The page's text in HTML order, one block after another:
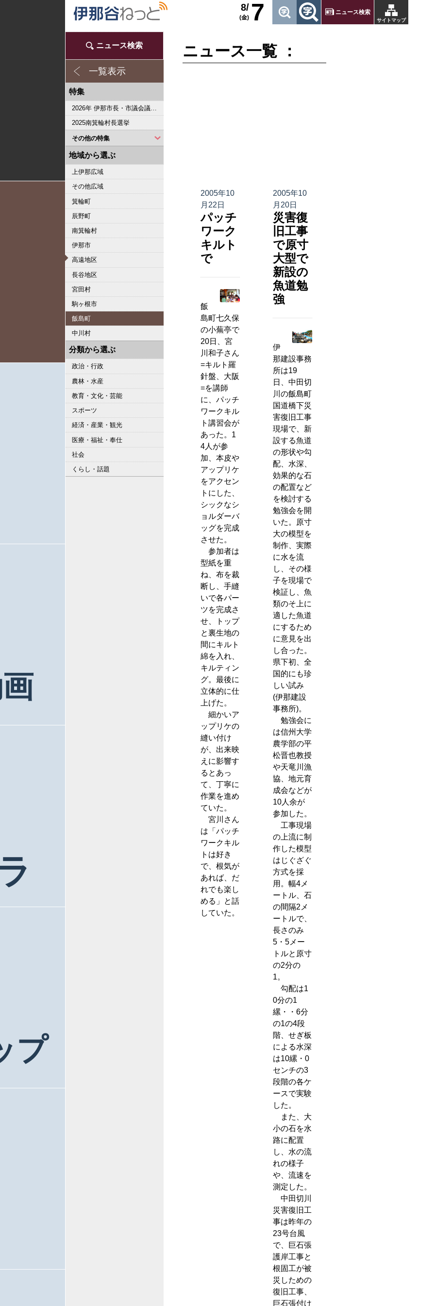
サイトマップ
ニュース検索
7
8/
(金)
プ
ニュース検索
一覧表示
特集
2026年 伊那市長・市議会議員選挙
2025南箕輪村長選挙
その他の特集
2023県議会議員選挙
2022箕輪町長選挙
2019県議会議員選挙
2018伊那市長選・市議選
桜シリーズ2018
桜シリーズ2017
2015県議会議員選挙
2014箕輪町長選挙
2014伊那市長選・市議選
桜シリーズ2014
カメラリポート
上伊那 医師不足問題
新ごみ中間処理施設
伊那市長・市議選
朝の学舎
記者室
伊那谷1年365人
輝く経営者～その後
花ロマン
伝承 上伊那の50年
駒ヶ根市長選挙
2007年 県議会議員選挙
権兵衛トンネル開通1周年
豪雨被害
新伊那市誕生へ
伊那谷 耐震強度偽装問題
2005年衆院選
その他
地域から選ぶ
上伊那広域
その他広域
箕輪町
辰野町
南箕輪村
伊那市
高遠地区
長谷地区
宮田村
駒ヶ根市
飯島町
中川村
分類から選ぶ
政治・行政
農林・水産
教育・文化・芸能
スポーツ
経済・産業・観光
医療・福祉・奉仕
社会
くらし・話題
ニュース一覧 ：
2005年10
月22日
パッチ
ワーク
キルト
で
飯
島町七久保
の小蕪亭で
20日、宮
川和子さん
=キルト羅
針盤、大阪
=を講師
に、パッチ
ワークキル
ト講習会が
あった。1
4人が参
加、本皮や
アップリケ
をアクセン
トにした、
シックなシ
ョルダーバ
ッグを完成
させた。
参加者は
型紙を重
ね、布を裁
断し、手縫
いで各パー
ツを完成さ
せ、トップ
と裏生地の
間にキルト
綿を入れ、
キルティン
グ。最後に
立体的に仕
上げた。
細かいア
ップリケの
縫い付け
が、出来映
えに影響す
るとあっ
て、丁寧に
作業を進め
ていた。
宮川さん
は「パッチ
ワークキル
トは好き
で、根気が
あれば、だ
れでも楽し
める」と話
していた。
2005年10
月20日
災害復
旧工事
で原寸
大型で
新設の
魚道勉
強
伊
那建設事務
所は19
日、中田切
川の飯島町
国道橋下災
害復旧工事
現場で、新
設する魚道
の形状や勾
配、水深、
効果的な石
の配置など
を検討する
勉強会を開
いた。原寸
大の模型を
制作、実際
に水を流
し、その様
子を現場で
検証し、魚
類のそ上に
適した魚道
にするため
に意見を出
し合った。
県下初、全
国的にも珍
しい試み
(伊那建設
事務所)。
勉強会に
は信州大学
農学部の平
松晋也教授
や天竜川漁
協、地元育
成会などが
10人余が
参加した。
工事現場
の上流に制
作した模型
はじぐざぐ
方式を採
用。幅4メ
ートル、石
の間隔2メ
ートルで、
長さのみ
5・5メー
トルと原寸
の2分の
1。
勾配は1
0分の1
縲・・6分
の1の4段
階、せぎ板
による水深
は10縲・0
センチの3
段階の各ケ
ースで実験
した。
また、大
小の石を水
路に配置
し、水の流
れの様子
や、流速を
測定した。
中田切川
災害復旧工
事は昨年の
23号台風
で、巨石張
護岸工事と
根固工が被
災しための
復旧工事、
巨石張付け